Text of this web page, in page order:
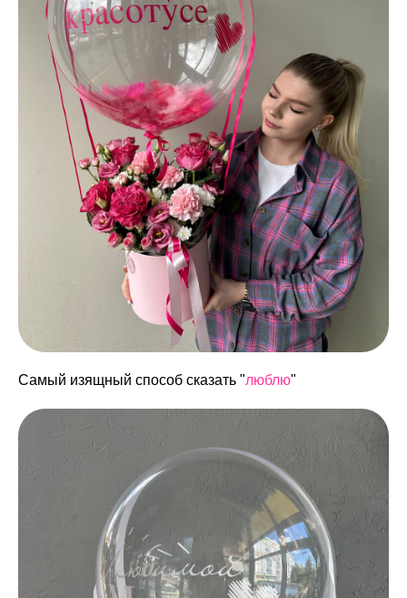
Самый изящный способ сказать "люблю"